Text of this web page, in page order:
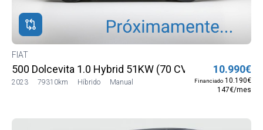
FIAT
500 Dolcevita 1.0 Hybrid 51KW (70 CV) HIB SUAVE
2023 79310km Híbrido Manual
10.990€
Financiado 10.190€
147€/mes